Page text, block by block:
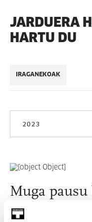
JARDUERA
HARTU DU
IRAGANEKOAK
2023
Muga
Rozasekin